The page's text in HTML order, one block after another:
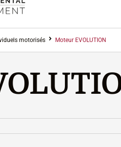
motorisés Moteur EVOLUTION